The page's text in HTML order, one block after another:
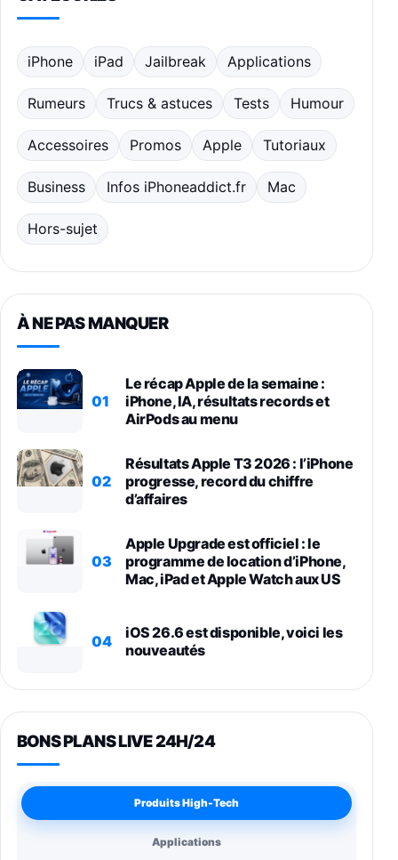
iPhone iPad Jailbreak Applications
Rumeurs Trucs & astuces Tests Humour
Accessoires Promos Apple Tutoriaux
Business Infos iPhoneaddict.fr Mac
Hors-sujet
À NE PAS MANQUER
01
Le récap Apple de la semaine :
iPhone, IA, résultats records et
AirPods au menu
02
Résultats Apple T3 2026 : l’iPhone
progresse, record du chiffre
d’affaires
03
Apple Upgrade est officiel : le
programme de location d’iPhone,
Mac, iPad et Apple Watch aux US
04
iOS 26.6 est disponible, voici les
nouveautés
BONS PLANS LIVE 24H/24
Produits High-Tech
Applications